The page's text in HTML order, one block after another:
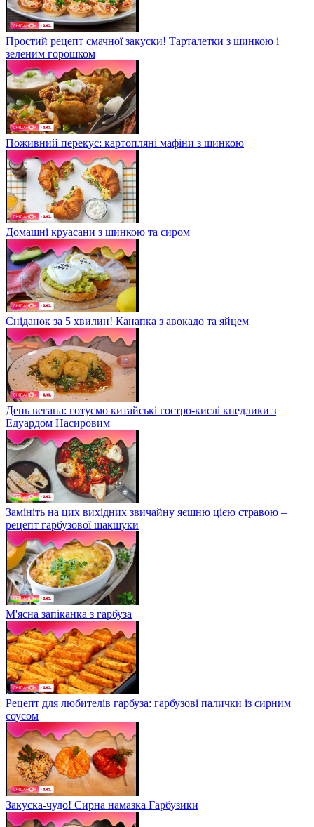
Простий рецепт смачної закуски! Тарталетки з шинкою і
зеленим горошком
Поживний перекус: картопляні мафіни з шинкою
Домашні круасани з шинкою та сиром
Сніданок за 5 хвилин! Канапка з авокадо та яйцем
День вегана: готуємо китайські гостро-кислі кнедлики з
Едуардом Насировим
Замініть на цих вихідних звичайну яєшню цією стравою –
рецепт гарбузової шакшуки
М'ясна запіканка з гарбуза
Рецепт для любителів гарбуза: гарбузові палички із сирним
соусом
Закуска-чудо! Сирна намазка Гарбузики